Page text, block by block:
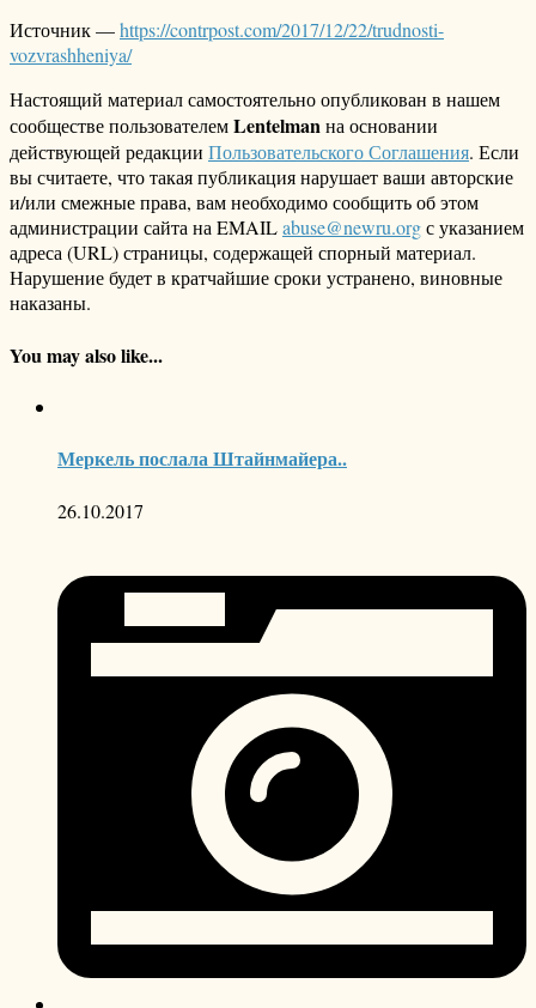
Источник —https://contrpost.com/2017/12/22/trudnosti-
vozvrashheniya/
Настоящий материал самостоятельно опубликован в нашем
сообществе пользователемLentelmanна основании
действующей редакции Пользовательского Соглашения. Если
вы считаете, что такая публикация нарушает ваши авторские
и/или смежные права, вам необходимо сообщить об этом
администрации сайта на EMAILabuse@newru.orgс указанием
адреса (URL) страницы, содержащей спорный материал.
Нарушение будет в кратчайшие сроки устранено, виновные
наказаны.
You may also like...
Меркель послала Штайнмайера..
26.10.2017